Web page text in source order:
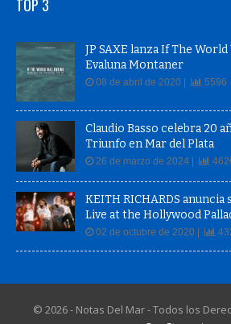
TOP 3
JP SAXE lanza If The
Evaluna Montaner
08 de abril de 2020 | 5596
Claudio Basso celebra 20
Triunfo en Mar del Plata
26 de marzo de 2024 |
KEITH RICHARDS
Live at the Hollywood
02 de octubre de 2020 |
© 2026 - Notas Del Mar - Todos los